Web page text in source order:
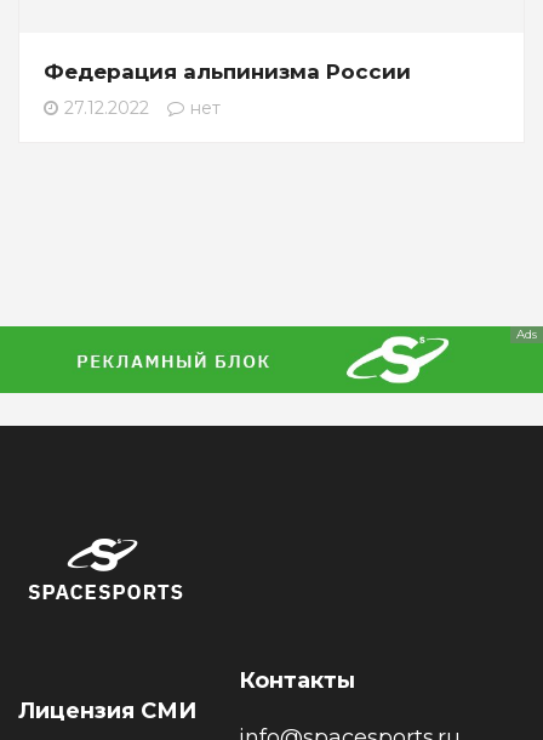
Федерация альпинизма России
27.12.2022 нет
Ads
Лицензия СМИ
Контакты